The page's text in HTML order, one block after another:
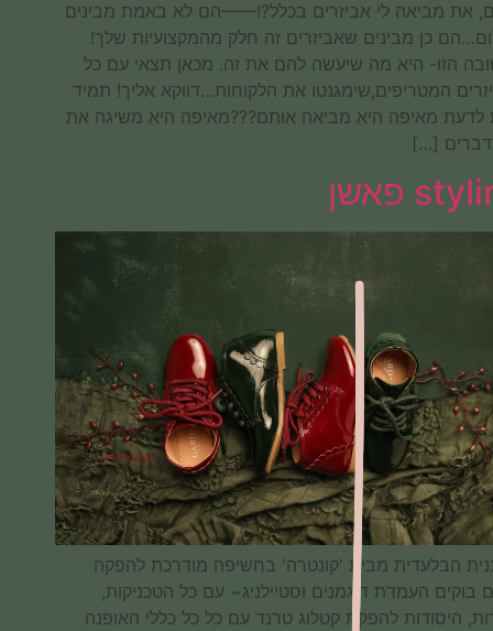
בעצם, את מביאה לי אביזרים בכלל?!——הם לא באמת מבינים
בצילום…הם כן מבינים שאביזרים זה חלק מהמקצועיות שלך!
התשובה הזו- היא מה שיעשה להם את זה. מכאן תצאי עם כל
האביזרים המטריפים,שימגנטו את הלקוחות…דווקא אליך! תמיד
רצית לדעת מאיפה היא מביאה אותם???מאיפה היא משיגה את
כל הדברים […]
styling פאשן
התוכנית הבלעדית מבית 'קונטרה' בחשיפה מודרכת להפקה
וצילום בוקים העמדת דוגמנים וסטיילניג~ עם כל הטכניקות,
הסודות, היסודות להפקת קטלוג טרנד עם כל כל כללי האופנה